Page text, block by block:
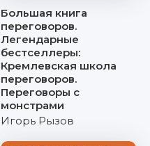
Большая книга
переговоров.
Легендарные
бестселлеры:
Кремлевская школа
переговоров.
Переговоры с
монстрами
Игорь Рызов